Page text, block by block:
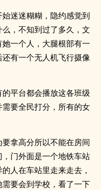
迷迷糊糊，隐约感觉到
，不知到过了多久，文
一个人，大腿根部有一
有一个无人机飞行摄像
平台都会播放这各班级
要全民打分，所有的女
拿高分所以不能在房间
门外面是一个地铁车站
人在车站里走来走去，
要会到学校，看了一下